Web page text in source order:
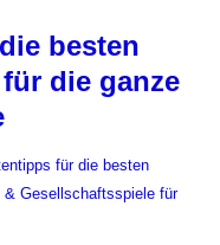
besten
die ganze
für die besten
Gesellschaftsspiele für